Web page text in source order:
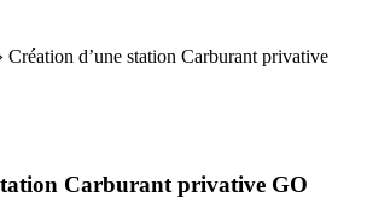
Création d’une station Carburant privative
Carburant privative GO